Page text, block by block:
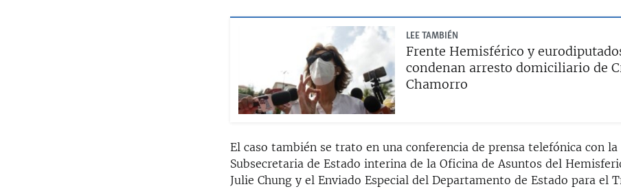
LEE TAMBIÉN
Frente Hemisférico y
condenan arresto domiciliario de
Chamorro
El caso también se trato en una conferencia de prensa telefónica con la
Subsecretaria de Estado interina de la Oficina de Asuntos del
Julie Chung y el Enviado Especial del Departamento de Estado para el